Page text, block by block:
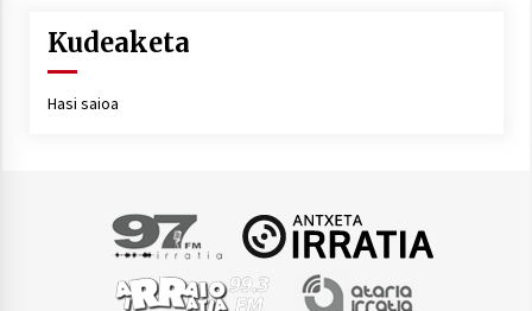
Arrosaren laburpen bideoa Hamaika
Telebistaren eskutik
Kudeaketa
Hasi saioa